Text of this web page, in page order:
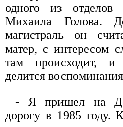
одного из
Михаила Голова.
магистраль он
матер, с интересом
там происходит, и
делится
- Я пришел на
дорогу в 1985 году.